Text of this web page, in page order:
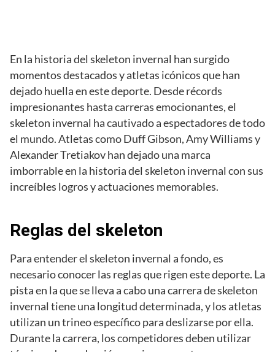
En la historia del skeleton invernal han surgido
momentos destacados y atletas icónicos que han
dejado huella en este deporte. Desde récords
impresionantes hasta carreras emocionantes, el
skeleton invernal ha cautivado a espectadores de todo
el mundo. Atletas como Duff Gibson, Amy Williams y
Alexander Tretiakov han dejado una marca
imborrable en la historia del skeleton invernal con sus
increíbles logros y actuaciones memorables.
Reglas del skeleton
Para entender el skeleton invernal a fondo, es
necesario conocer las reglas que rigen este deporte. La
pista en la que se lleva a cabo una carrera de skeleton
invernal tiene una longitud determinada, y los atletas
utilizan un trineo específico para deslizarse por ella.
Durante la carrera, los competidores deben utilizar